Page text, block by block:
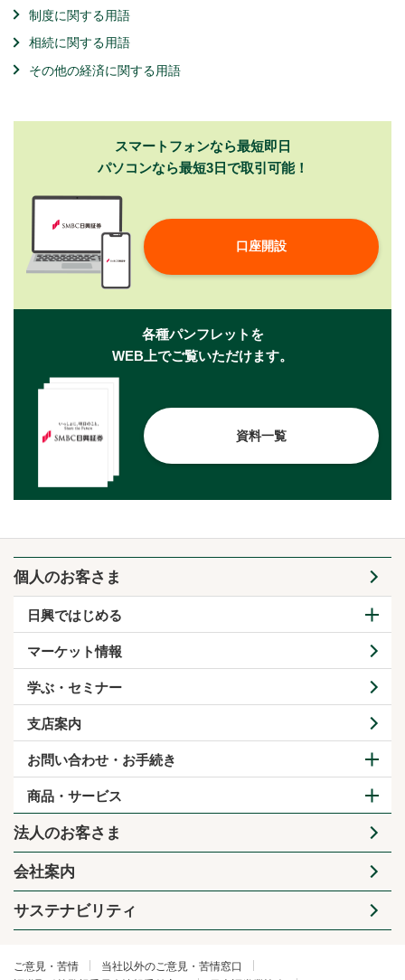
制度に関する用語
相続に関する用語
その他の経済に関する用語
スマートフォンなら最短即日
パソコンなら最短3日で取引可能！
口座開設
各種パンフレットを
WEB上でご覧いただけます。
資料一覧
個人のお客さま
日興ではじめる
マーケット情報
学ぶ・セミナー
支店案内
お問い合わせ・お手続き
商品・サービス
法人のお客さま
会社案内
サステナビリティ
ご意見・苦情
当社以外のご意見・苦情窓口